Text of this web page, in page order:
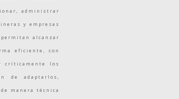
administrar
y empresas
alcanzar
eficiente, con
críticamente los
de adaptarlos,
manera técnica